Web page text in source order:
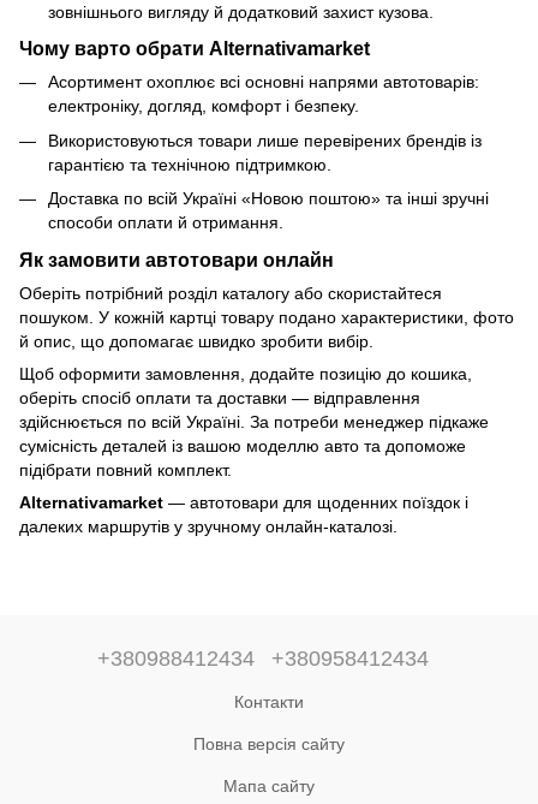
зовнішнього вигляду й додатковий захист кузова.
Чому варто обрати Alternativamarket
Асортимент охоплює всі основні напрями автотоварів:
електроніку, догляд, комфорт і безпеку.
Використовуються товари лише перевірених брендів із
гарантією та технічною підтримкою.
Доставка по всій Україні «Новою поштою» та інші зручні
способи оплати й отримання.
Як замовити автотовари онлайн
Оберіть потрібний розділ каталогу або скористайтеся
пошуком. У кожній картці товару подано характеристики, фото
й опис, що допомагає швидко зробити вибір.
Щоб оформити замовлення, додайте позицію до кошика,
оберіть спосіб оплати та доставки — відправлення
здійснюється по всій Україні. За потреби менеджер підкаже
сумісність деталей із вашою моделлю авто та допоможе
підібрати повний комплект.
Alternativamarket — автотовари для щоденних поїздок і
далеких маршрутів у зручному онлайн-каталозі.
+380988412434 +380958412434
Контакти
Повна версія сайту
Мапа сайту